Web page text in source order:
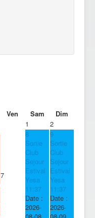
Ven Sam
Dim
1
2
7
8
Sortie
Club
Sejour
Estival
Yesa
11:37
Date :
2026-
9
Sortie
Club
Sejour
Estival
Yesa
11:37
Date :
2026-